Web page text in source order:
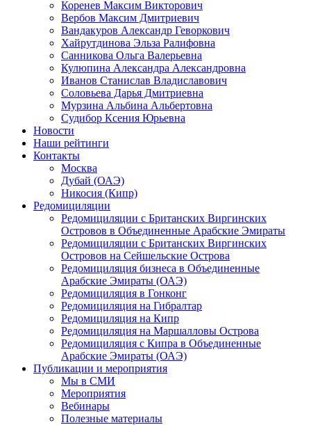
Коренев Максим Викторович
Вербов Максим Дмитриевич
Вандакуров Александр Геворкович
Хайрутдинова Эльза Ралифовна
Санникова Ольга Валерьевна
Кулюпина Александра Александровна
Иванов Станислав Владиславович
Соловьева Дарья Дмитриевна
Мурзина Альбина Альбертовна
Судибор Ксения Юрьевна
Новости
Наши рейтинги
Контакты
Москва
Дубай (ОАЭ)
Никосия (Кипр)
Редомициляции
Редомициляции с Британских Виргинских
Островов в Объединенные Арабские Эмираты
Редомициляции с Британских Виргинских
Островов на Сейшельские Острова
Редомициляция бизнеса в Объединенные
Арабские Эмираты (ОАЭ)
Редомициляция в Гонконг
Редомициляция на Гибралтар
Редомициляция на Кипр
Редомициляция на Маршалловы Острова
Редомициляция с Кипра в Объединенные
Арабские Эмираты (ОАЭ)
Публикации и мероприятия
Мы в СМИ
Мероприятия
Вебинары
Полезные материалы